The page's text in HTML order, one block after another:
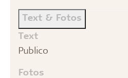
Text & Fotos
Text
Publico
Fotos